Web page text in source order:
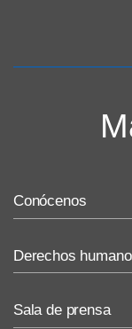
Conócenos
La ONU-DH en
Vacantes ONU-DH
Derechos
Sala de prensa